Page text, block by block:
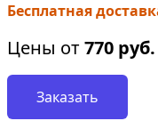
Бесплатная
Цены от770 руб.
Заказать